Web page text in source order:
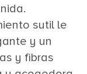
sutil le
y un
y fibras